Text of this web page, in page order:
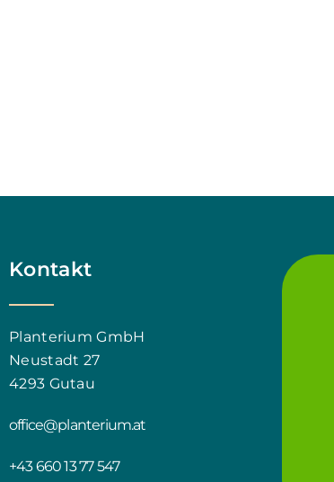
Kontakt
Planterium GmbH
Neustadt 27
4293 Gutau
office@planterium.at
+43 660 13 77 547